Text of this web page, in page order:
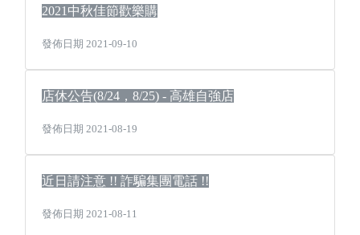
2021中秋佳節歡樂購
發佈日期 2021-09-10
店休公告(8/24，8/25) - 高雄自強店
發佈日期 2021-08-19
近日請注意 !! 詐騙集團電話 !!
發佈日期 2021-08-11